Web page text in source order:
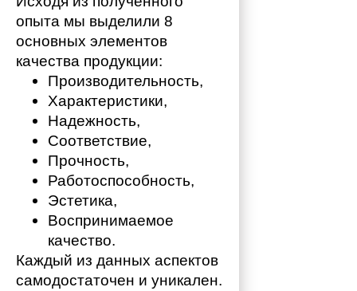
опыта мы выделили 8
основных элементов
качества продукции:
Производительность,
Характеристики,
Надежность,
Соответствие,
Прочность,
Работоспособность,
Эстетика,
Воспринимаемое
качество.
Каждый из данных аспектов
самодостаточен и уникален.